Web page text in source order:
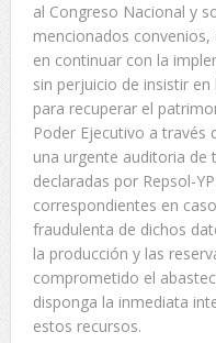
al Congreso Nacional y
mencionados
en continuar con la
sin perjuicio de insistir
para recuperar el
Poder Ejecutivo a través
una urgente auditoria de
declaradas por Repsol-
correspondientes en
fraudulenta de dichos
la producción y las
comprometido el
disponga la inmediata
estos recursos.